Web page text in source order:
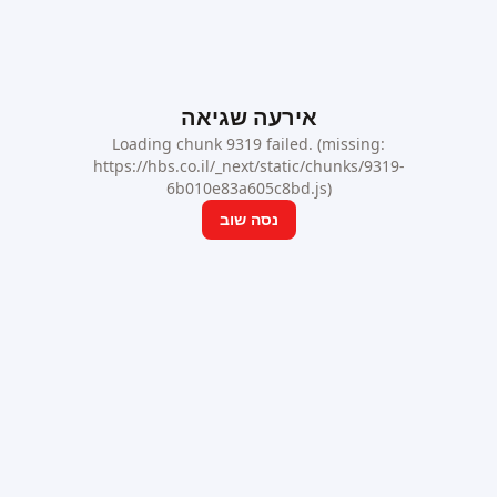
אירעה שגיאה
Loading chunk 9319 failed. (missing:
https://hbs.co.il/_next/static/chunks/9319-
6b010e83a605c8bd.js)